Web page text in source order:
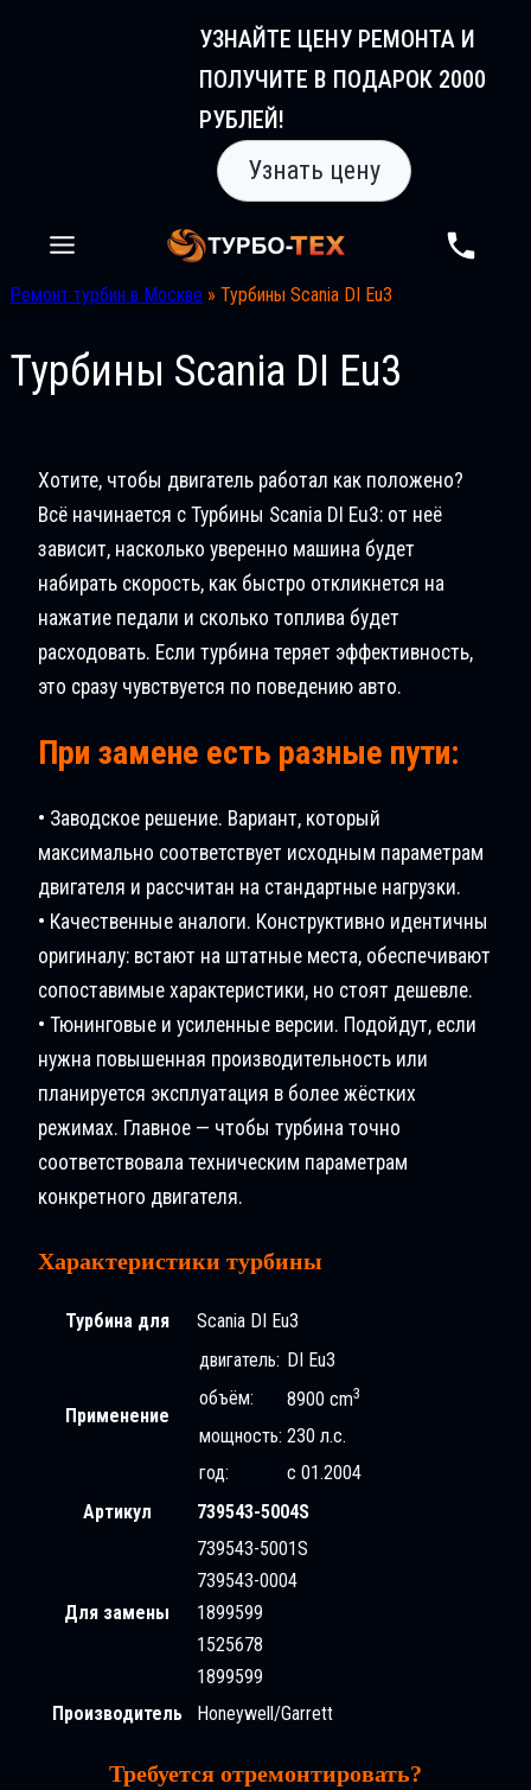
УЗНАЙТЕ ЦЕНУ РЕМОНТА И
ПОЛУЧИТЕ В ПОДАРОК 2000
РУБЛЕЙ!
Узнать цену
Ремонт турбин в Москве » Турбины Scania DI Eu3
Турбины Scania DI Eu3
Хотите, чтобы двигатель работал как положено?
Всё начинается с Турбины Scania DI Eu3: от неё
зависит, насколько уверенно машина будет
набирать скорость, как быстро откликнется на
нажатие педали и сколько топлива будет
расходовать. Если турбина теряет эффективность,
это сразу чувствуется по поведению авто.
При замене есть разные пути:
• Заводское решение. Вариант, который
максимально соответствует исходным параметрам
двигателя и рассчитан на стандартные нагрузки.
• Качественные аналоги. Конструктивно идентичны
оригиналу: встают на штатные места, обеспечивают
сопоставимые характеристики, но стоят дешевле.
• Тюнинговые и усиленные версии. Подойдут, если
нужна повышенная производительность или
планируется эксплуатация в более жёстких
режимах. Главное — чтобы турбина точно
соответствовала техническим параметрам
конкретного двигателя.
Характеристики турбины
Турбина для Scania DI Eu3
Применение
двигатель: DI Eu3
объём:
8900 cm3
мощность: 230 л.с.
год:
с 01.2004
Артикул
739543-5004S
Для замены
739543-5001S
739543-0004
1899599
1525678
1899599
Производитель
Honeywell/Garrett
Требуется отремонтировать?